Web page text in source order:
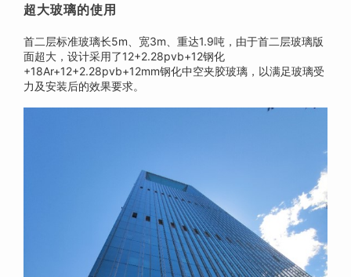
超大玻璃的使用
首二层标准玻璃长5m、宽3m、重达1.9吨，由于首二层玻璃版
面超大，设计采用了12+2.28pvb+12钢化
+18Ar+12+2.28pvb+12mm钢化中空夹胶玻璃，以满足玻璃受
力及安装后的效果要求。